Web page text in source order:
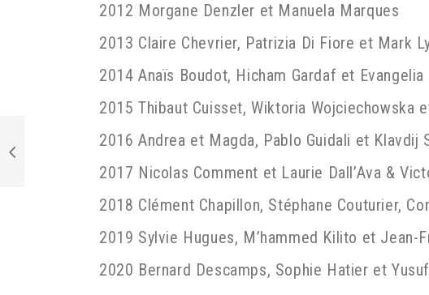
2012 Morgane Denzler et Manuela Marques
2013 Claire Chevrier, Patrizia Di Fiore et Mark
2014 Anaïs Boudot, Hicham Gardaf et Evangelia
2015 Thibaut Cuisset, Wiktoria Wojciechowska
2016 Andrea et Magda, Pablo Guidali et Klavdij
2017 Nicolas Comment et Laurie Dall’Ava &
2018 Clément Chapillon, Stéphane Couturier,
2019 Sylvie Hugues, M’hammed Kilito et Jean-
2020 Bernard Descamps, Sophie Hatier et